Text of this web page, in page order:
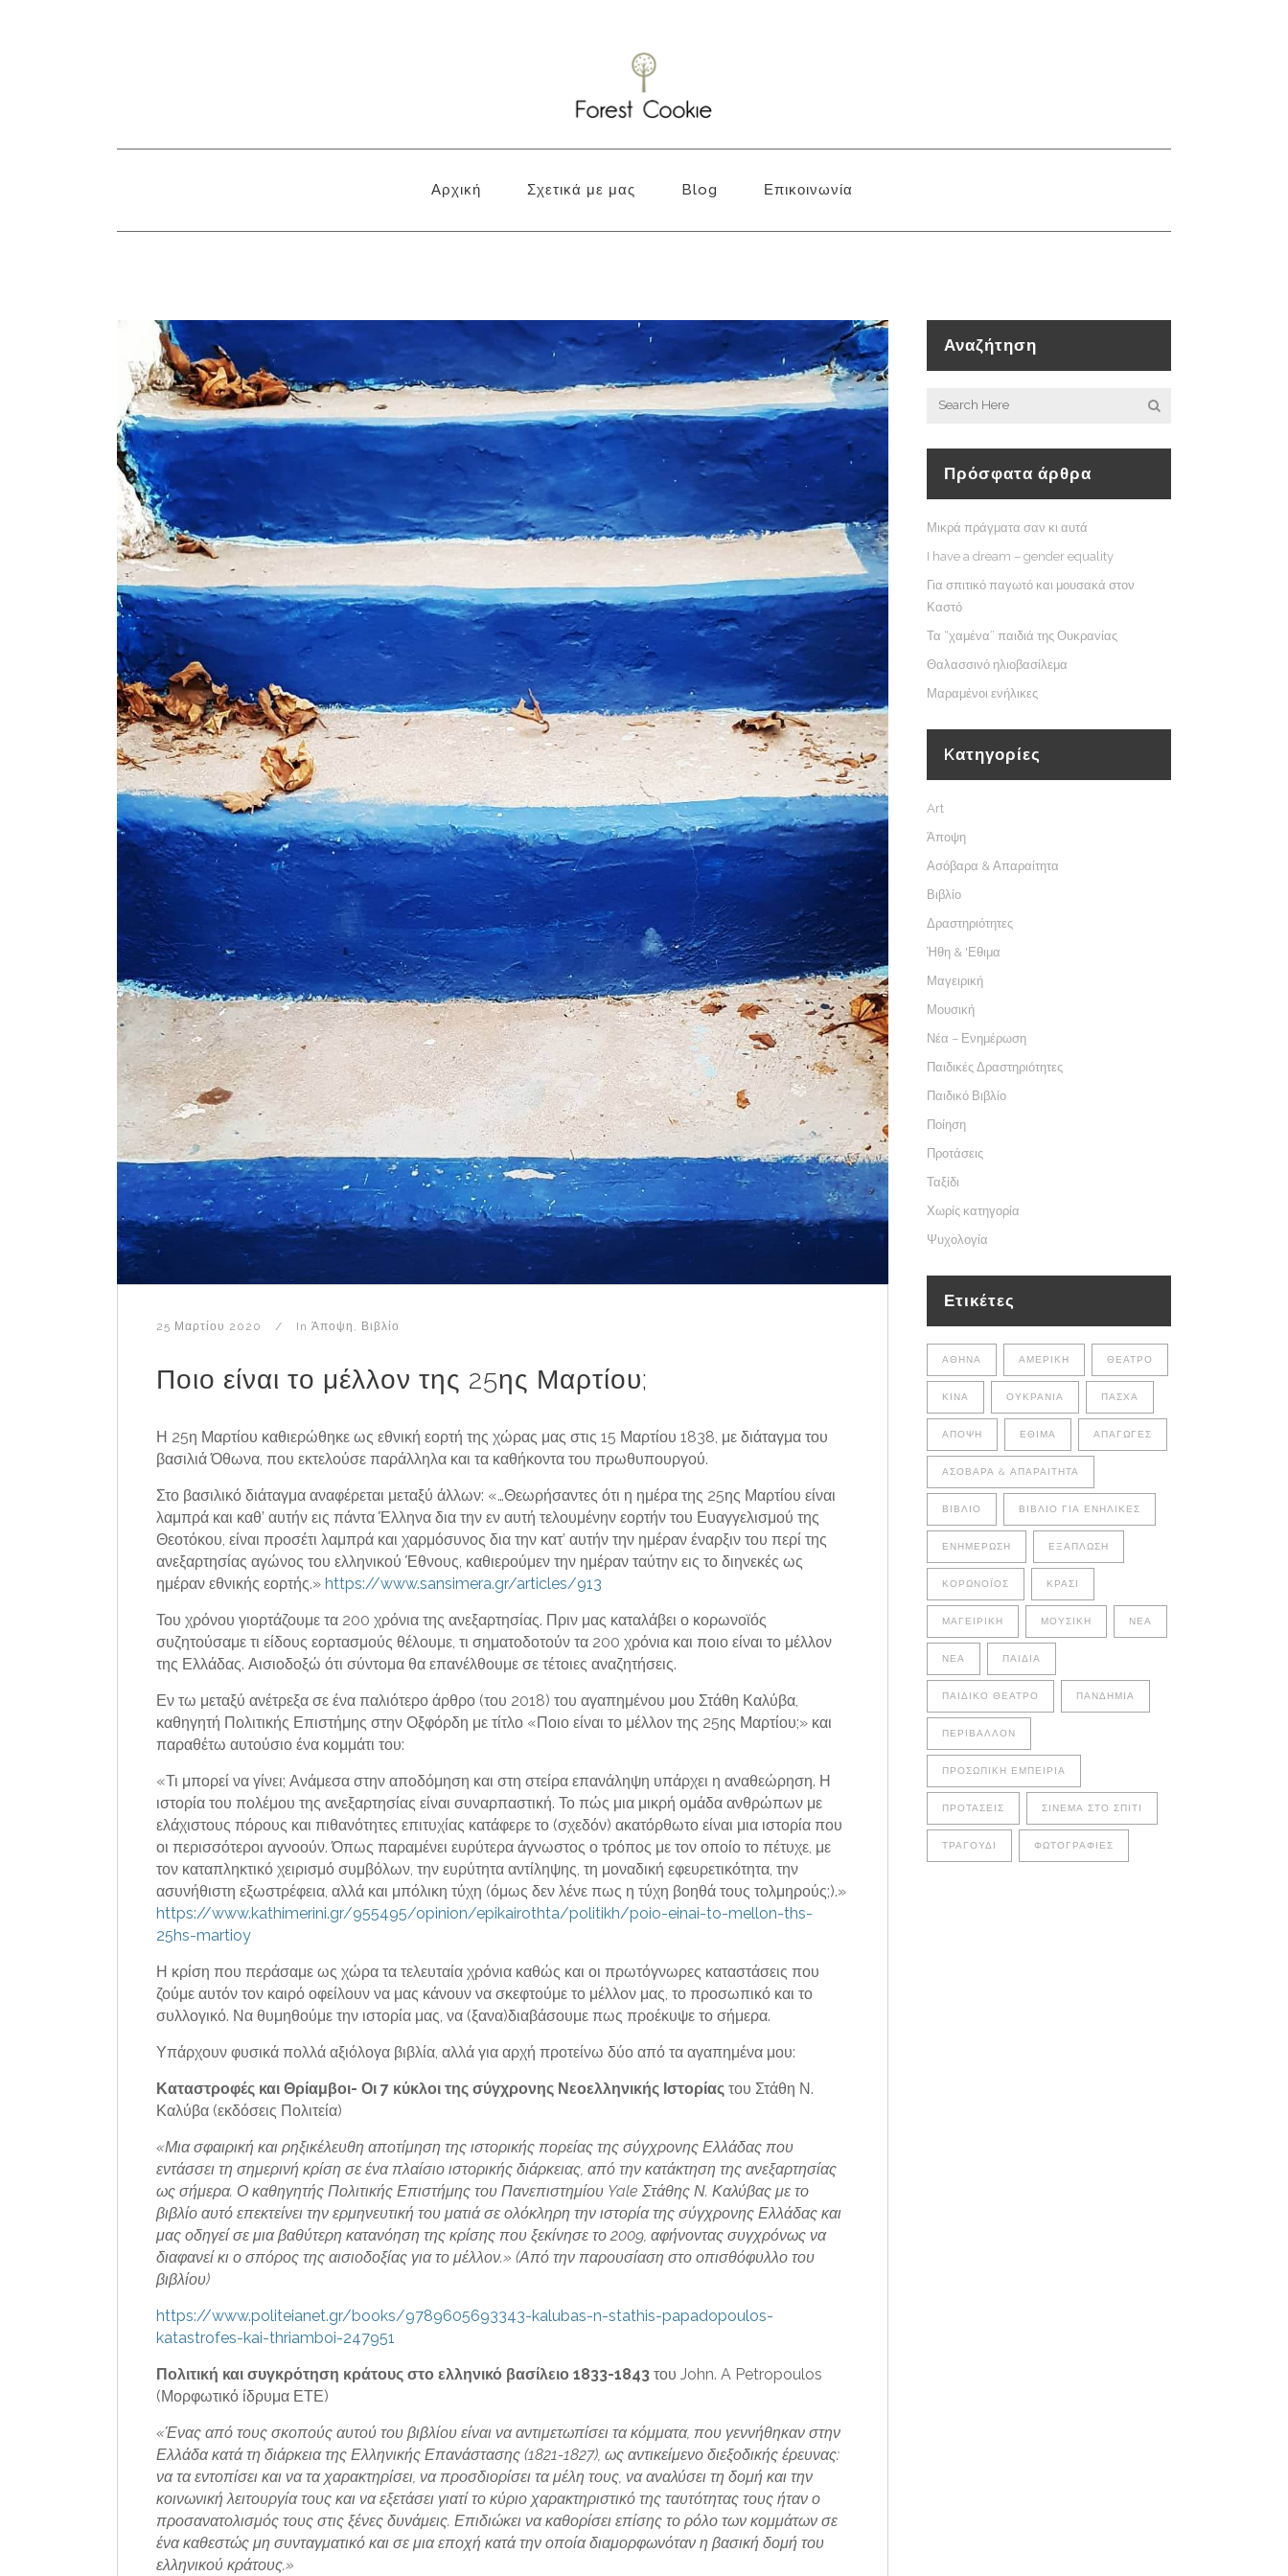
Αρχική Σχετικά με μας Blog Επικοινωνία
25 Μαρτίου 2020 In Άποψη , Βιβλίο
Ποιο είναι το μέλλον της 25ης Μαρτίου;
Η 25η Μαρτίου καθιερώθηκε ως εθνική εορτή της χώρας μας στις 15 Μαρτίου 1838, με διάταγμα του
βασιλιά Όθωνα, που εκτελούσε παράλληλα και τα καθήκοντα του πρωθυπουργού.
Στο βασιλικό διάταγμα αναφέρεται μεταξύ άλλων: «…Θεωρήσαντες ότι η ημέρα της 25ης Μαρτίου είναι
λαμπρά και καθ’ αυτήν εις πάντα Έλληνα δια την εν αυτή τελουμένην εορτήν του Ευαγγελισμού της
Θεοτόκου, είναι προσέτι λαμπρά και χαρμόσυνος δια την κατ’ αυτήν την ημέραν έναρξιν του περί της
ανεξαρτησίας αγώνος του ελληνικού Έθνους, καθιερούμεν την ημέραν ταύτην εις το διηνεκές ως
ημέραν εθνικής εορτής.» https://www.sansimera.gr/articles/913
Του χρόνου γιορτάζουμε τα 200 χρόνια της ανεξαρτησίας. Πριν μας καταλάβει ο κορωνοϊός
συζητούσαμε τι είδους εορτασμούς θέλουμε, τι σηματοδοτούν τα 200 χρόνια και ποιο είναι το μέλλον
της Ελλάδας. Αισιοδοξώ ότι σύντομα θα επανέλθουμε σε τέτοιες αναζητήσεις.
Εν τω μεταξύ ανέτρεξα σε ένα παλιότερο άρθρο (του 2018) του αγαπημένου μου Στάθη Καλύβα,
καθηγητή Πολιτικής Επιστήμης στην Οξφόρδη με τίτλο «Ποιο είναι το μέλλον της 25ης Μαρτίου;» και
παραθέτω αυτούσιο ένα κομμάτι του:
«Τι μπορεί να γίνει; Ανάμεσα στην αποδόμηση και στη στείρα επανάληψη υπάρχει η αναθεώρηση. Η
ιστορία του πολέμου της ανεξαρτησίας είναι συναρπαστική. Το πώς μια μικρή ομάδα ανθρώπων με
ελάχιστους πόρους και πιθανότητες επιτυχίας κατάφερε το (σχεδόν) ακατόρθωτο είναι μια ιστορία που
οι περισσότεροι αγνοούν. Όπως παραμένει ευρύτερα άγνωστος ο τρόπος με τον οποίο το πέτυχε, με
τον καταπληκτικό χειρισμό συμβόλων, την ευρύτητα αντίληψης, τη μοναδική εφευρετικότητα, την
ασυνήθιστη εξωστρέφεια, αλλά και μπόλικη τύχη (όμως δεν λένε πως η τύχη βοηθά τους τολμηρούς;).»
https://www.kathimerini.gr/955495/opinion/epikairothta/politikh/poio-einai-to-mellon-ths-
25hs-martioy
Η κρίση που περάσαμε ως χώρα τα τελευταία χρόνια καθώς και οι πρωτόγνωρες καταστάσεις που
ζούμε αυτόν τον καιρό οφείλουν να μας κάνουν να σκεφτούμε το μέλλον μας, το προσωπικό και το
συλλογικό. Να θυμηθούμε την ιστορία μας, να (ξανα)διαβάσουμε πως προέκυψε το σήμερα.
Υπάρχουν φυσικά πολλά αξιόλογα βιβλία, αλλά για αρχή προτείνω δύο από τα αγαπημένα μου:
Καταστροφές και Θρίαμβοι- Οι 7 κύκλοι της σύγχρονης Νεοελληνικής Ιστορίας του Στάθη Ν.
Καλύβα (εκδόσεις Πολιτεία)
«Μια σφαιρική και ρηξικέλευθη αποτίμηση της ιστορικής πορείας της σύγχρονης Ελλάδας που
εντάσσει τη σημερινή κρίση σε ένα πλαίσιο ιστορικής διάρκειας, από την κατάκτηση της ανεξαρτησίας
ως σήμερα. Ο καθηγητής Πολιτικής Επιστήμης του Πανεπιστημίου Yale Στάθης Ν. Καλύβας με το
βιβλίο αυτό επεκτείνει την ερμηνευτική του ματιά σε ολόκληρη την ιστορία της σύγχρονης Ελλάδας και
μας οδηγεί σε μια βαθύτερη κατανόηση της κρίσης που ξεκίνησε το 2009, αφήνοντας συγχρόνως να
διαφανεί κι ο σπόρος της αισιοδοξίας για το μέλλον.» (Από την παρουσίαση στο οπισθόφυλλο του
βιβλίου)
https://www.politeianet.gr/books/9789605693343-kalubas-n-stathis-papadopoulos-
katastrofes-kai-thriamboi-247951
Πολιτική και συγκρότηση κράτους στο ελληνικό βασίλειο 1833-1843 του John. A Petropoulos
(Μορφωτικό ίδρυμα ΕΤΕ)
«Ένας από τους σκοπούς αυτού του βιβλίου είναι να αντιμετωπίσει τα κόμματα, που γεννήθηκαν στην
Ελλάδα κατά τη διάρκεια της Ελληνικής Επανάστασης (1821-1827), ως αντικείμενο διεξοδικής έρευνας:
να τα εντοπίσει και να τα χαρακτηρίσει, να προσδιορίσει τα μέλη τους, να αναλύσει τη δομή και την
κοινωνική λειτουργία τους και να εξετάσει γιατί το κύριο χαρακτηριστικό της ταυτότητας τους ήταν ο
προσανατολισμός τους στις ξένες δυνάμεις. Επιδιώκει να καθορίσει επίσης το ρόλο των κομμάτων σε
ένα καθεστώς μη συνταγματικό και σε μια εποχή κατά την οποία διαμορφωνόταν η βασική δομή του
ελληνικού κράτους.»
Αναζήτηση
Πρόσφατα άρθρα
Μικρά πράγματα σαν κι αυτά
I have a dream – gender equality
Για σπιτικό παγωτό και μουσακά στον
Καστό
Τα “χαμένα” παιδιά της Ουκρανίας
Θαλασσινό ηλιοβασίλεμα
Μαραμένοι ενήλικες
Kατηγορίες
Art
Άποψη
Ασόβαρα & Απαραίτητα
Βιβλίο
Δραστηριότητες
Ήθη & 'Εθιμα
Μαγειρική
Μουσική
Νέα – Ενημέρωση
Παιδικές Δραστηριότητες
Παιδικό Βιβλίο
Ποίηση
Προτάσεις
Ταξίδι
Χωρίς κατηγορία
Ψυχολογία
Ετικέτες
ΑΘΉΝΑ ΑΜΕΡΙΚΉ ΘΈΑΤΡΟ
ΚΊΝΑ ΟΥΚΡΑΝΊΑ ΠΆΣΧΑ
ΆΠΟΨΗ ΈΘΙΜΑ ΑΠΑΓΩΓΈΣ
ΑΣΌΒΑΡΑ & ΑΠΑΡΑΊΤΗΤΑ
ΒΙΒΛΊΟ ΒΙΒΛΊΟ ΓΙΑ ΕΝΉΛΙΚΕΣ
ΕΝΗΜΈΡΩΣΗ ΕΞΆΠΛΩΣΗ
ΚΟΡΩΝΟΪΌΣ ΚΡΑΣΊ
ΜΑΓΕΙΡΙΚΉ ΜΟΥΣΙΚΉ ΝΈΑ
ΝΕΑ ΠΑΙΔΙΆ
ΠΑΙΔΙΚΌ ΘΈΑΤΡΟ ΠΑΝΔΗΜΊΑ
ΠΕΡΙΒΆΛΛΟΝ
ΠΡΟΣΩΠΙΚΉ ΕΜΠΕΙΡΊΑ
ΠΡΟΤΆΣΕΙΣ ΣΙΝΕΜΆ ΣΤΟ ΣΠΊΤΙ
ΤΡΑΓΟΎΔΙ ΦΩΤΟΓΡΑΦΊΕΣ